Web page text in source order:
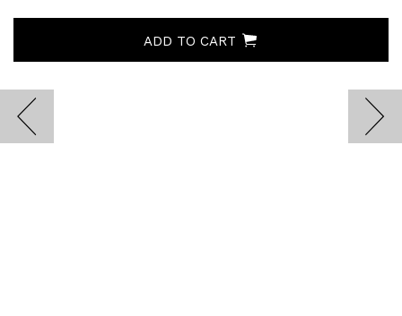
ADD TO CART